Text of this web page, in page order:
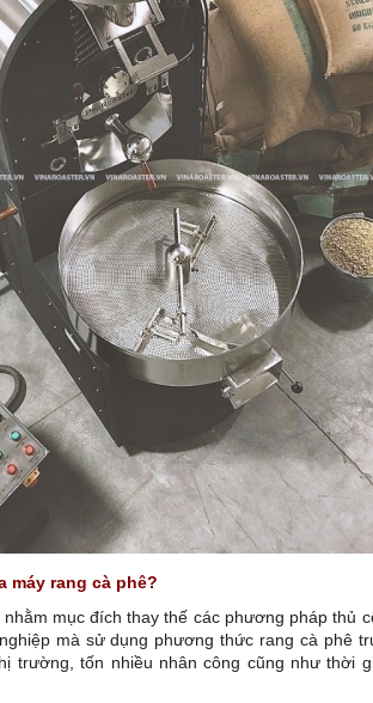
máy rang cà phê?
mục đích thay thế các phương pháp thủ
mà sử dụng phương thức rang cà phê
trường, tốn nhiều nhân công cũng như thời